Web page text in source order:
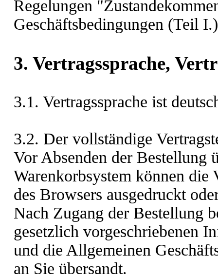
Regelungen
Geschäftsbedingungen (Teil
3. Vertragssprache,
3.1. Vertragssprache ist
3.2. Der vollständige
Vor Absenden der Bestellung
Warenkorbsystem können die
des Browsers ausgedruckt
Nach Zugang der Bestellung
gesetzlich vorgeschriebenen
und die Allgemeinen
an Sie übersandt.